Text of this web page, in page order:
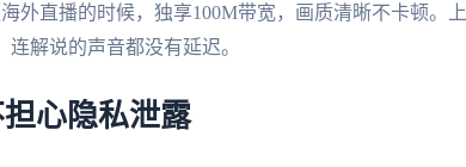
外直播的时候，独享100M带宽，画质清晰不卡顿。上
解说的声音都没有延迟。
心隐私泄露